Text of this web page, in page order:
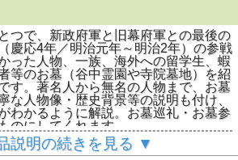
つで、新政府軍と旧幕府軍との最後の
慶応4年／明治元年～明治2年）の参戦
った人物、一族、海外への留学生、蝦
等のお墓（谷中霊園や寺院墓地）を紹
す。著名人から無名の人物まで、お墓
な人物像・歴史背景等の説明も付け、
わかるように解説。お墓巡礼・お墓参
のにしてくれます。
会 ■発行：出版舎・風狂童子
出版部門） ■A5判・110ページ ■初
説明の続きを見る ▼